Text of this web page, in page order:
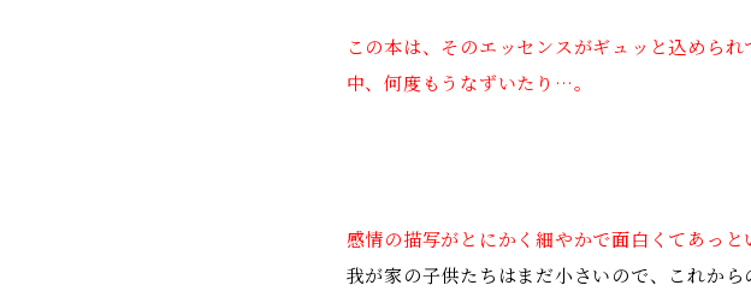
この本は、そのエッセンスがギュッと込めら
中、何度もうなずいたり…。
感情の描写がとにかく細やかで面白くてあっと
我が家の子供たちはまだ小さいので、これから